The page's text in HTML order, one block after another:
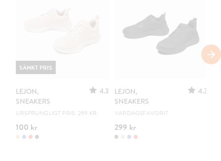
LEJON,
SNEAKERS
4.3
URSPRUNGLIGT PRIS: 299 KR
100 kr
SÄNKT PRIS
LEJON,
SNEAKERS
4.3
VARDAGSFAVORIT
299 kr